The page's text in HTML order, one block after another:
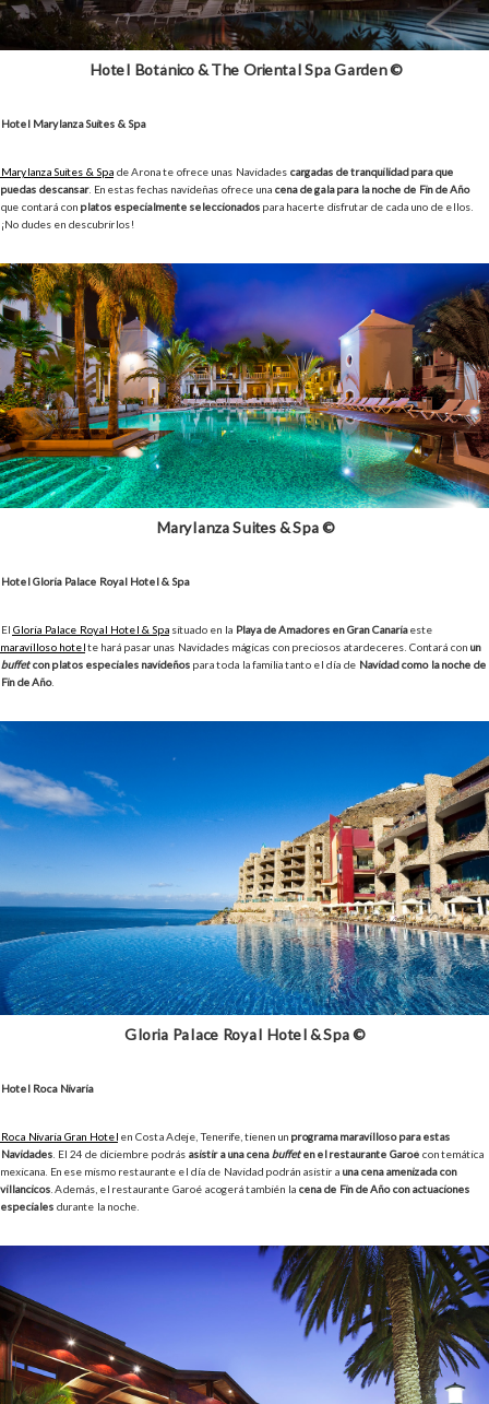
Hotel Botánico & The Oriental Spa Garden ©
Hotel Marylanza Suites & Spa
Marylanza Suites & Spa de Arona te ofrece unas Navidades cargadas de tranquilidad para que
puedas descansar. En estas fechas navideñas ofrece una cena de gala para la noche de Fin de Año
que contará con platos especialmente seleccionados para hacerte disfrutar de cada uno de ellos.
¡No dudes en descubrirlos!
Marylanza Suites & Spa ©
Hotel Gloria Palace Royal Hotel & Spa
El Gloria Palace Royal Hotel & Spa situado en la Playa de Amadores en Gran Canariaeste
maravilloso hotelte hará pasar unas Navidades mágicas con preciosos atardeceres. Contará con un
buffetcon platos especiales navideños para toda la familia tanto el día de Navidad como la noche de
Fin de Año.
Gloria Palace Royal Hotel & Spa ©
Hotel Roca Nivaria
Roca Nivaria Gran Hotel en Costa Adeje, Tenerife, tienen un programa maravilloso para estas
Navidades . El 24 de diciembre podrás asistir a una cenabuffeten el restaurante Garoé con temática
mexicana. En ese mismo restaurante el día de Navidad podrán asistir a una cena amenizada con
villancicos . Además, el restaurante Garoé acogerá también la cena de Fin de Año con actuaciones
especiales durante la noche.